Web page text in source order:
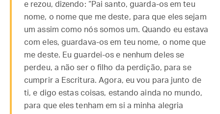
e rezou, dizendo: “Pai santo, guarda-os em teu
nome, o nome que me deste, para que eles sejam
um assim como nós somos um. Quando eu estava
com eles, guardava-os em teu nome, o nome que
me deste. Eu guardei-os e nenhum deles se
perdeu, a não ser o filho da perdição, para se
cumprir a Escritura. Agora, eu vou para junto de
ti, e digo estas coisas, estando ainda no mundo,
para que eles tenham em si a minha alegria